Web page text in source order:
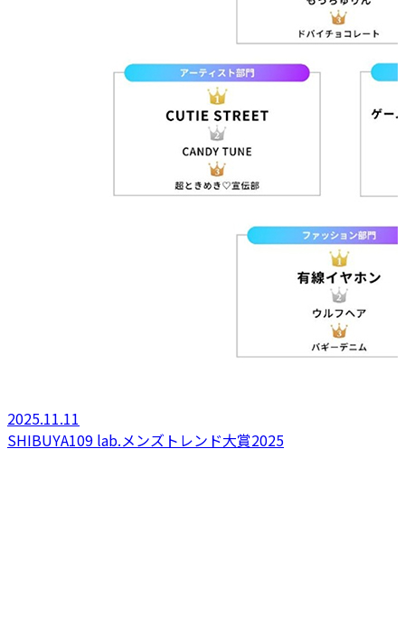
2025.11.11
SHIBUYA109 lab.メンズトレンド大賞2025